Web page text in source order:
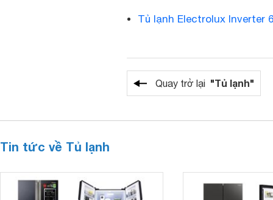
Tủ lạnh Electrolux Inverter
Quay trở lại "Tủ lạnh"
Tin tức về Tủ lạnh